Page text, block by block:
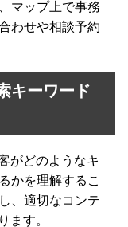
マップ上で事務
わせや相談予約
キーワード
がどのようなキ
かを理解するこ
、適切なコンテ
す。